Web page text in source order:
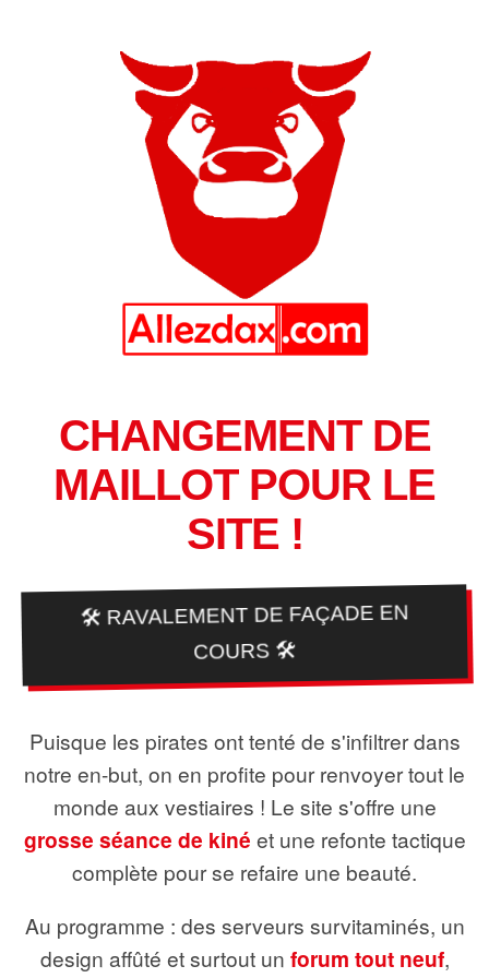
CHANGEMENT DE
MAILLOT POUR LE
SITE !
🛠️ RAVALEMENT DE FAÇADE EN
COURS 🛠️
Puisque les pirates ont tenté de s'infiltrer dans
notre en-but, on en profite pour renvoyer tout le
monde aux vestiaires ! Le site s'offre une
grosse séance de kiné et une refonte tactique
complète pour se refaire une beauté.
Au programme : des serveurs survitaminés, un
design affûté et surtout un forum tout neuf,